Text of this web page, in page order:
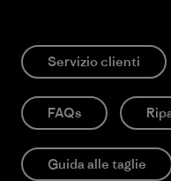
Servizio clienti
FAQs
Guida alle taglie